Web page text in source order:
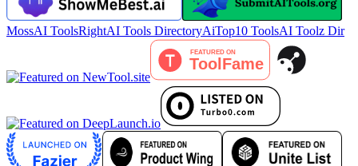
MossAI ToolsRightAI Tools DirectoryAiTop10 ToolsAI Toolz Dir